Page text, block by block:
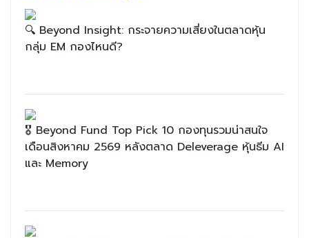
🔍 Beyond Insight: กระจายความเสี่ยงในตลาดหุ้น
กลุ่ม EM กองไหนดี?
🎖 Beyond Fund Top Pick 10 กองทุนรวมน่าสนใจ
เดือนสิงหาคม 2569 หลังตลาด Deleverage หุ้นธีม AI
และ Memory